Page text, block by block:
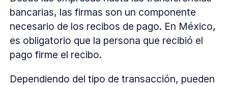
bancarias, las firmas son un componente
necesario de los recibos de pago. En México,
es obligatorio que la persona que recibió el
pago firme el recibo.
Dependiendo del tipo de transacción, pueden